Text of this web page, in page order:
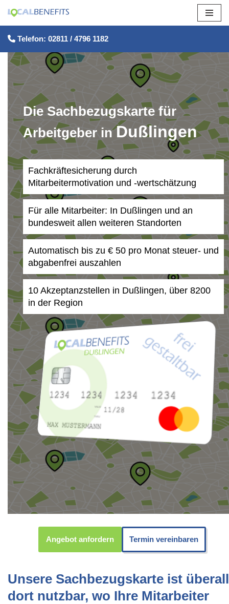
Zum
Inhalt
springen
Telefon: 02811 / 4796 1182
Die Sachbezugskarte für
Arbeitgeber inDußlingen
Fachkräftesicherung durch
Mitarbeitermotivation und -wertschätzung
Für alle Mitarbeiter: In Dußlingen und an
bundesweit allen weiteren Standorten
Automatisch bis zu € 50 pro Monat steuer- und
abgabenfrei auszahlen
10 Akzeptanzstellen in Dußlingen, über 8200
in der Region
Angebot anfordern Termin vereinbaren
Unsere Sachbezugskarte ist überall
dort nutzbar, wo Ihre Mitarbeiter